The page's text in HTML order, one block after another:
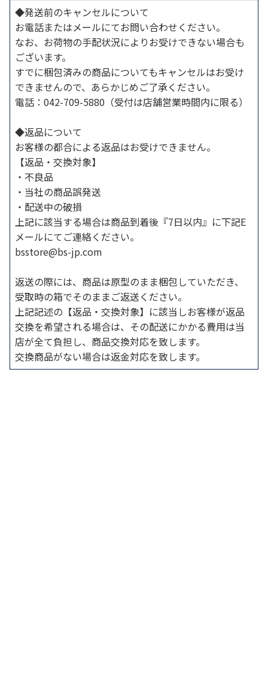
◆発送前のキャンセルについて
お電話またはメールにてお問い合わせください。
なお、お荷物の手配状況によりお受けできない場合も
ございます。
すでに梱包済みの商品についてもキャンセルはお受け
できませんので、あらかじめご了承ください。
電話：042-709-5880（受付は店舗営業時間内に限る）
◆返品について
お客様の都合による返品はお受けできません。
【返品・交換対象】
・不良品
・当社の商品誤発送
・配送中の破損
上記に該当する場合は商品到着後『7日以内』に下記E
メールにてご連絡ください。
bsstore@bs-jp.com
返送の際には、商品は原型のまま梱包していただき、
受取時の箱でそのままご返送ください。
上記記述の【返品・交換対象】に該当しお客様が返品
交換を希望される場合は、その配送にかかる費用は当
店が全て負担し、商品交換対応を致します。
交換商品がない場合は返金対応を致します。